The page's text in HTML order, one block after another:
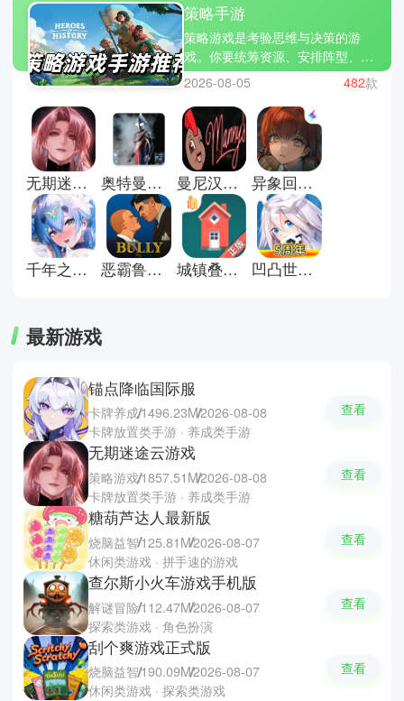
策略手游
策略游戏是考验思维与决策的游
戏。你要统筹资源、安排阵型、预
判对手的行动，每一个选择都可能
改变局势。它不像快节奏的动作游
戏，而是让你在脑海中推演每一
步，享受智力与策略的较量。文明
VI、全面战争三国和炉石传说都是
经典的策略游戏。立即下载策略游
戏大全，用你的智慧赢得战局，感
受紧张刺激与成就快感！
2026-08-05 482款
无期迷途云游戏 奥特曼格斗进化重生直装版 曼尼汉堡店手机版 异象回声官方版
千年之旅官方版 恶霸鲁尼手机版 城镇叠叠乐正版 凹凸世界手游
最新游戏
锚点降临国际服
卡牌养成1496.23M2026-08-08
卡牌放置类手游 · 养成类手游
查看
无期迷途云游戏
策略游戏1857.51M2026-08-08
卡牌放置类手游 · 养成类手游
查看
糖葫芦达人最新版
烧脑益智125.81M2026-08-07
休闲类游戏 · 拼手速的游戏
查看
查尔斯小火车游戏手机版
解谜冒险112.47M2026-08-07
探索类游戏 · 角色扮演
查看
刮个爽游戏正式版
烧脑益智190.09M2026-08-07
休闲类游戏 · 探索类游戏
查看